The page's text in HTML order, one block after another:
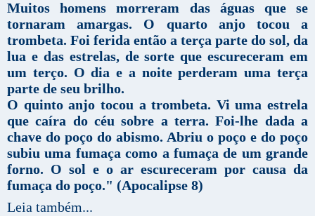
Muitos homens morreram das águas que se
tornaram amargas. O quarto anjo tocou a
trombeta. Foi ferida então a terça parte do sol, da
lua e das estrelas, de sorte que escureceram em
um terço. O dia e a noite perderam uma terça
parte de seu brilho.
O quinto anjo tocou a trombeta. Vi uma estrela
que caíra do céu sobre a terra. Foi-lhe dada a
chave do poço do abismo. Abriu o poço e do poço
subiu uma fumaça como a fumaça de um grande
forno. O sol e o ar escureceram por causa da
fumaça do poço." (Apocalipse 8)
Leia também...